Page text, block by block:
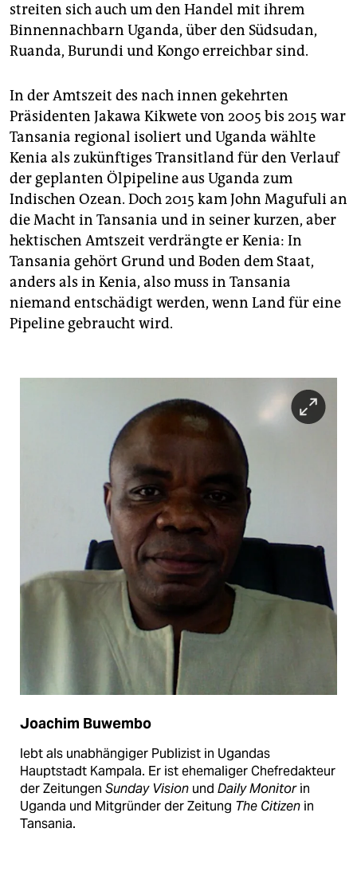
streiten sich auch um den Handel mit ihrem
Binnennachbarn Uganda, über den Südsudan,
Ruanda, Burundi und Kongo erreichbar sind.
In der Amtszeit des nach innen gekehrten
Präsidenten Jakawa Kikwete von 2005 bis 2015 war
Tansania regional isoliert und Uganda wählte
Kenia als zukünftiges Transitland für den Verlauf
der geplanten Ölpipeline aus Uganda zum
Indischen Ozean. Doch 2015 kam John Magufuli an
die Macht in Tansania und in seiner kurzen, aber
hektischen Amtszeit verdrängte er Kenia: In
Tansania gehört Grund und Boden dem Staat,
anders als in Kenia, also muss in Tansania
niemand entschädigt werden, wenn Land für eine
Pipeline gebraucht wird.
Joachim Buwembo
lebt als unabhängiger Publizist in Ugandas
Hauptstadt Kampala. Er ist ehemaliger Chefredakteur
der Zeitungen Sunday Vision und Daily Monitorin
Uganda und Mitgründer der Zeitung The Citizen in
Tansania.